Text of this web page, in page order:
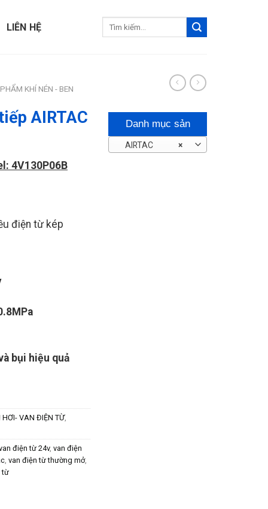
LIÊN HỆ
KHÍ NÉN - BEN
AIRTAC
4V130P06B
điện từ kép
bụi hiệu quả
HƠI- VAN ĐIỆN TỪ,
điện từ 24v, van điện
van điện từ thường mở,
từ
Danh mục sản
phẩm ×
AIRTAC